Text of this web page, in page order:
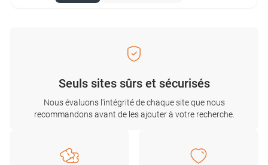
Seuls sites sûrs et sécurisés
Nous évaluons l'intégrité de chaque site que nous
recommandons avant de les ajouter à votre recherche.